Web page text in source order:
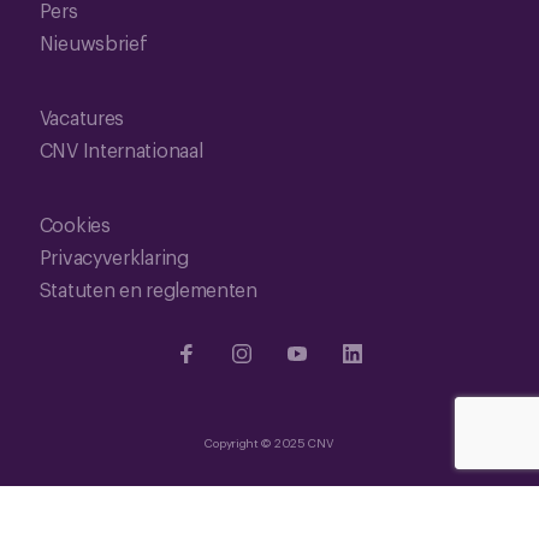
Pers
Nieuwsbrief
Vacatures
CNV Internationaal
Cookies
Privacyverklaring
Statuten en reglementen
Copyright © 2025 CNV